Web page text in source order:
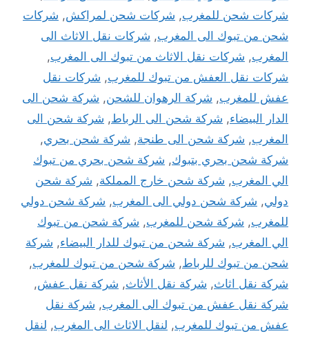
شركات شحن للمغرب, شركات شحن لمراكش, شركات
شحن من تبوك الى المغرب, شركات نقل الاثاث الى
المغرب, شركات نقل الاثاث من تبوك الى المغرب,
شركات نقل العفش من تبوك للمغرب, شركات نقل
عفش للمغرب, شركة الرهوان للشحن, شركة شحن الى
الدار البيضاء, شركة شحن الى الرباط, شركة شحن الى
المغرب, شركة شحن الى طنجة, شركة شحن بحري,
شركة شحن بحري بتبوك, شركة شحن بحري من تبوك
الي المغرب, شركة شحن خارج المملكة, شركة شحن
دولي, شركة شحن دولي الى المغرب, شركة شحن دولي
للمغرب, شركة شحن للمغرب, شركة شحن من تبوك
الي المغرب, شركة شحن من تبوك للدار البيضاء, شركة
شحن من تبوك للرباط, شركة شحن من تبوك للمغرب,
شركة نقل اثاث, شركة نقل الأثاث, شركة نقل عفش,
شركة نقل عفش من تبوك الى المغرب, شركة نقل
عفش من تبوك للمغرب, لنقل الاثاث الى المغرب, لنقل